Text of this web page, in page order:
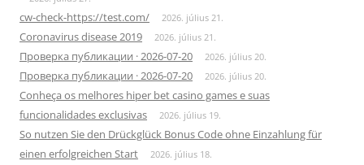
cw-check-https://test.com/ 2026. július 21.
Coronavirus disease 2019 2026. július 21.
Проверка публикации · 2026-07-20 2026. július 20.
Проверка публикации · 2026-07-20 2026. július 20.
Conheça os melhores hiper bet casino games e suas
funcionalidades exclusivas
2026. július 19.
So nutzen Sie den Drückglück Bonus Code ohne Einzahlung für
einen erfolgreichen Start
2026. július 18.